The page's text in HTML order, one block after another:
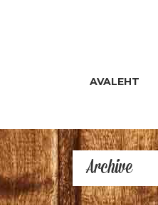
AVALEHT
Archive